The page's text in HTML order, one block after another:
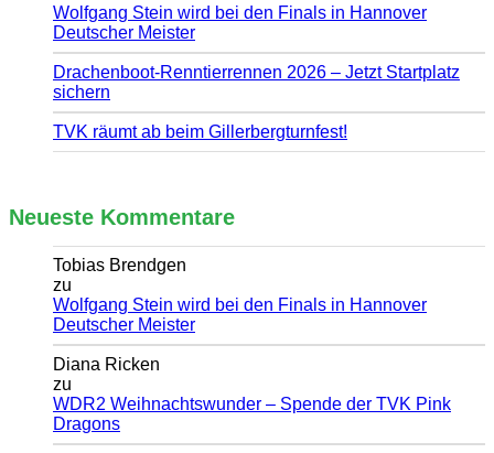
Wolfgang Stein wird bei den Finals in Hannover
Deutscher Meister
Drachenboot-Renntierrennen 2026 – Jetzt Startplatz
sichern
TVK räumt ab beim Gillerbergturnfest!
Neueste Kommentare
Tobias Brendgen
zu
Wolfgang Stein wird bei den Finals in Hannover
Deutscher Meister
Diana Ricken
zu
WDR2 Weihnachtswunder – Spende der TVK Pink
Dragons